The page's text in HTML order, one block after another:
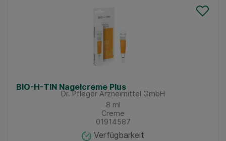
BIO-H-TIN Nagelcreme Plus
Dr. Pfleger Arzneimittel GmbH
8 ml
Creme
01914587
Verfügbarkeit